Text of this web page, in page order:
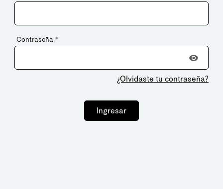
Contraseña *
¿Olvidaste tu contraseña?
Ingresar